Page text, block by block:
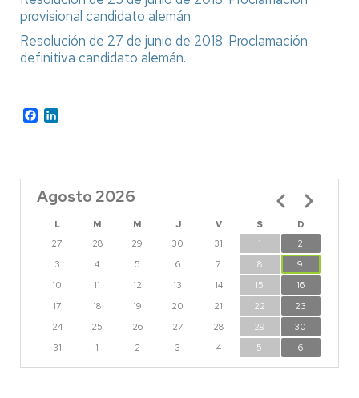
provisional candidato alemán.
Resolución de 27 de junio de 2018: Proclamación
definitiva candidato alemán.
Facebook
Agosto 2026
L M M J V S
D
27
28 29 30 31 1
2
3
4 5 6 7 8
9
10
11 12 13 14 15
16
17
18 19 20 21 22
23
24
25 26 27 28 29
30
31
1 2 3 4 5 6
Paginación